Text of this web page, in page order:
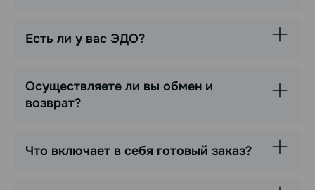
Есть ли у вас ЭДО?
Осуществляете ли вы обмен и
возврат?
Что включает в себя готовый заказ?